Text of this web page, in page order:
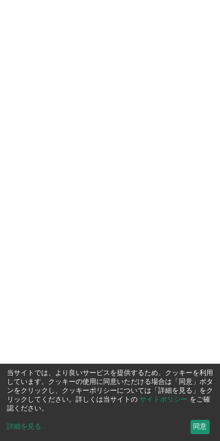
当サイトでは、より良いサービスを提供するため、クッキーを利用
しています。クッキーの使用に同意いただける場合は「同意」ボタ
ンをクリックし、クッキーポリシーについては「詳細を見る」をク
リックしてください。詳しくは当サイトの サイトポリシー をご確
認ください。
詳細を見る ... 同意